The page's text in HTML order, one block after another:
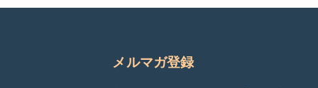
メルマガ登録